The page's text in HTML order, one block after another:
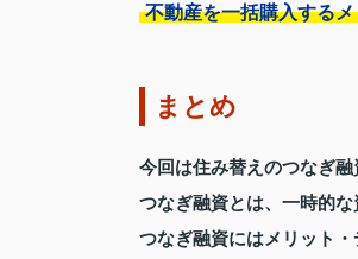
不動産を一括購入する
まとめ
今回は住み替えのつなぎ融
つなぎ融資とは、一時的
つなぎ融資にはメリット